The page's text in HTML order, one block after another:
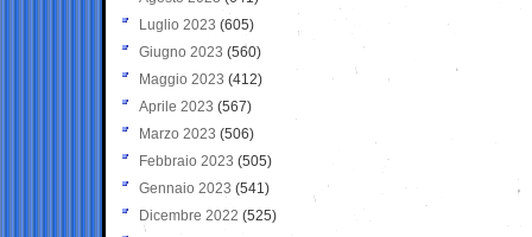
Luglio 2023 (605)
Giugno 2023 (560)
Maggio 2023 (412)
Aprile 2023 (567)
Marzo 2023 (506)
Febbraio 2023 (505)
Gennaio 2023 (541)
Dicembre 2022 (525)